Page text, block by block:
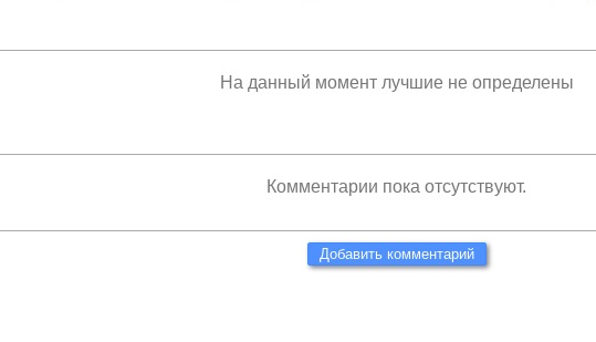
На данный момент лучшие не определены
Комментарии пока отсутствуют.
Добавить комментарий